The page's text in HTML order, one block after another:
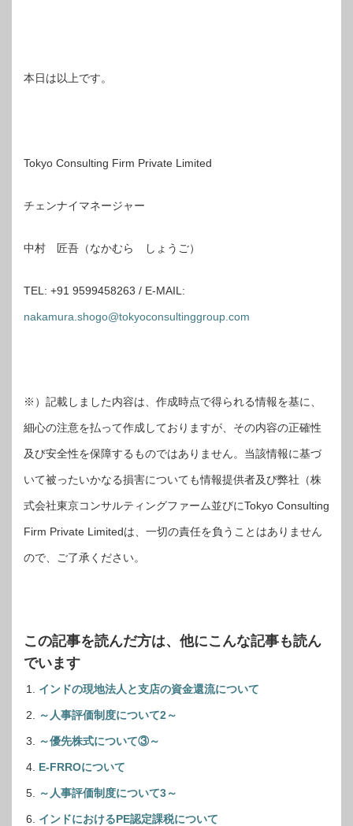
本日は以上です。
Tokyo Consulting Firm Private Limited
チェンナイマネージャー
中村 匠吾（なかむら しょうご）
TEL: +91 9599458263 / E-MAIL:
nakamura.shogo@tokyoconsultinggroup.com
※）記載しました内容は、作成時点で得られる情報を基に、
細心の注意を払って作成しておりますが、その内容の正確性
及び安全性を保障するものではありません。当該情報に基づ
いて被ったいかなる損害についても情報提供者及び弊社（株
式会社東京コンサルティングファーム並びにTokyo Consulting
Firm Private Limitedは、一切の責任を負うことはありません
ので、ご了承ください。
この記事を読んだ方は、他にこんな記事も読ん
でいます
インドの現地法人と支店の資金還流について
～人事評価制度について2～
～優先株式について③～
E-FRROについて
～人事評価制度について3～
インドにおけるPE認定課税について